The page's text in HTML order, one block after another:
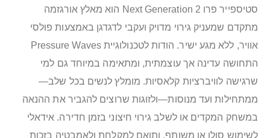
סטיספייר פרו 2 Next Generation הוא מאלץ אורגזמה
מתקדם שמעניק גירוי מדויק ועקבי לדגדגן באמצעות פולסי
אוויר, ללא מגע ישיר. הודות לטכנולוגיית Pressure Waves
התחושה עדינה אך עוצמתית, ומתאימה במיוחד גם למי
שרגישה לוויברציות קלאסיות. מומלץ לנשים בכל שלב—
ממתחילות ועד מנוסות—ולזוגות שרוצים להגביר את ההנאה
במשחק המקדים או לשלב גירוי חיצוני בזמן חדירה. אידאלי
לשימוש סולו או משותף, ותואם למקלחת ולאמבטיה בזכות